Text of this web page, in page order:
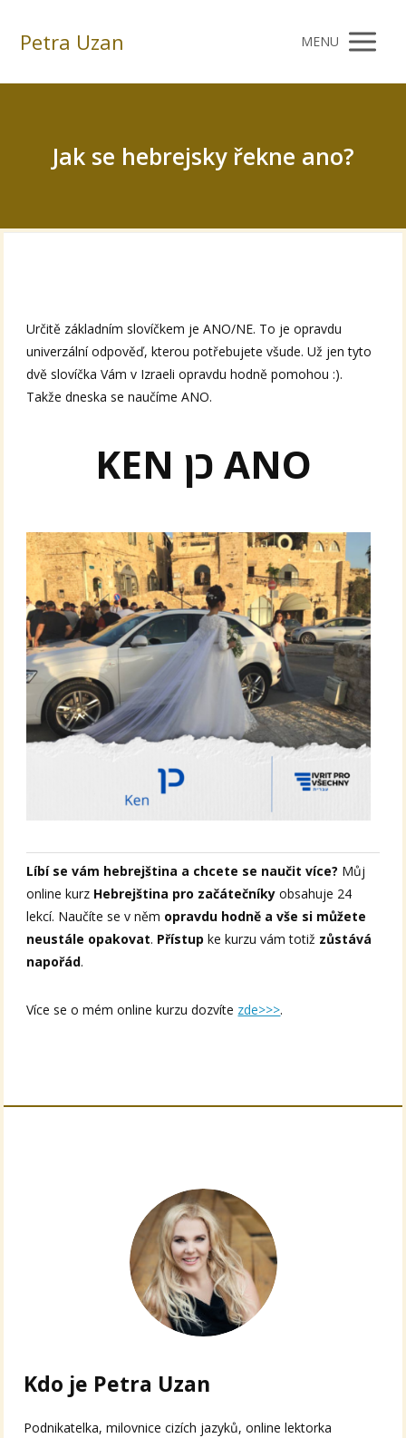
Petra Uzan MENU
Jak se hebrejsky řekne ano?
Určitě základním slovíčkem je ANO/NE. To je opravdu
univerzální odpověď, kterou potřebujete všude. Už jen tyto
dvě slovíčka Vám v Izraeli opravdu hodně pomohou :).
Takže dneska se naučíme ANO.
KEN כן ANO
Líbí se vám hebrejština a chcete se naučit více? Můj
online kurz Hebrejština pro začátečníky obsahuje 24
lekcí. Naučíte se v něm opravdu hodně a vše si můžete
neustále opakovat. Přístupke kurzu vám totiž zůstává
napořád.
Více se o mém online kurzu dozvíte zde>>>.
Kdo je Petra Uzan
Podnikatelka, milovnice cizích jazyků, online lektorka